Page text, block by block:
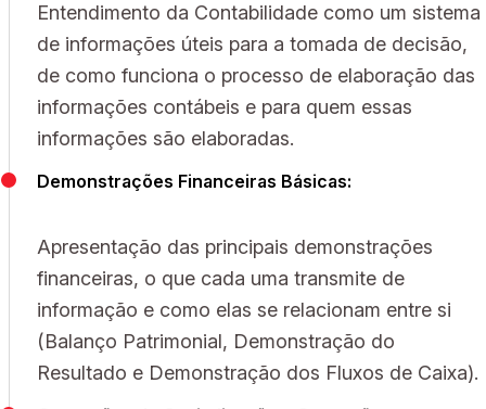
Entendimento da Contabilidade como um sistema
de informações úteis para a tomada de decisão,
de como funciona o processo de elaboração das
informações contábeis e para quem essas
informações são elaboradas.
Demonstrações Financeiras Básicas:
Apresentação das principais demonstrações
financeiras, o que cada uma transmite de
informação e como elas se relacionam entre si
(Balanço Patrimonial, Demonstração do
Resultado e Demonstração dos Fluxos de Caixa).